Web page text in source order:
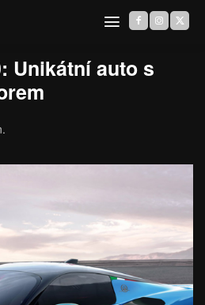
Unikátní auto s